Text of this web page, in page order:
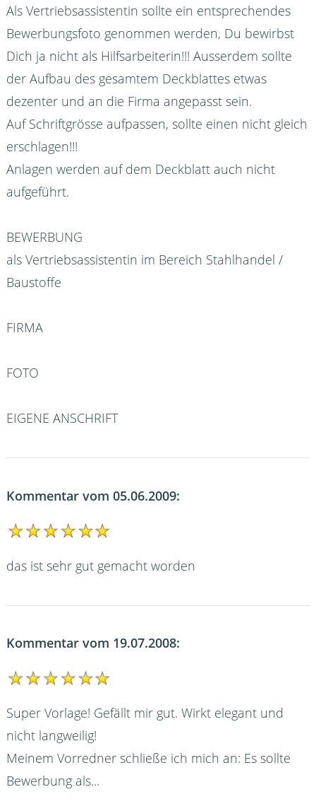
Als Vertriebsassistentin sollte ein entsprechendes
Bewerbungsfoto genommen werden, Du bewirbst
Dich ja nicht als Hilfsarbeiterin!!! Ausserdem sollte
der Aufbau des gesamtem Deckblattes etwas
dezenter und an die Firma angepasst sein.
Auf Schriftgrösse aufpassen, sollte einen nicht gleich
erschlagen!!!
Anlagen werden auf dem Deckblatt auch nicht
aufgeführt.
BEWERBUNG
als Vertriebsassistentin im Bereich Stahlhandel /
Baustoffe
FIRMA
FOTO
EIGENE ANSCHRIFT
Kommentar vom 05.06.2009:
das ist sehr gut gemacht worden
Kommentar vom 19.07.2008:
Super Vorlage! Gefällt mir gut. Wirkt elegant und
nicht langweilig!
Meinem Vorredner schließe ich mich an: Es sollte
Bewerbung als...